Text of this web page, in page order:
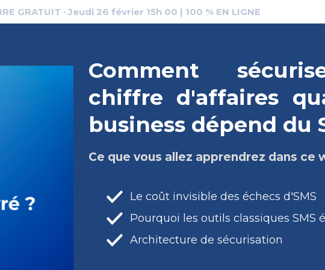
GRATUIT · Jeudi 26 février 15h 00 | 100 % EN LIGNE
Comment
chiffre d'affaires
business dépend du
Ce que vous allez apprendrez dans ce
Le coût invisible des échecs d'SMS
Pourquoi les outils classiques SMS
Architecture de sécurisation